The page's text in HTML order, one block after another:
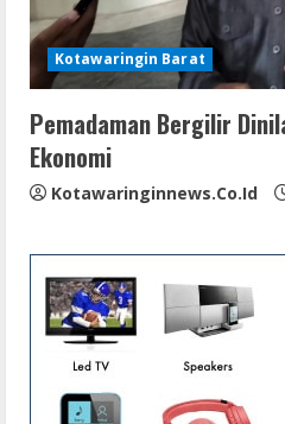
Kotawaringin Barat
Pemadaman Bergilir
Ekonomi
Kotawaringinnews.co.id